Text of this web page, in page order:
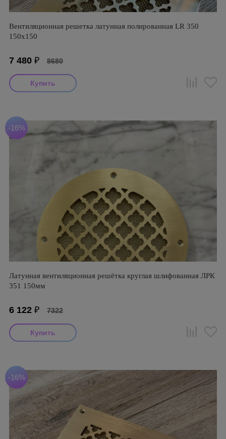
Вентиляционная решетка латунная полированная LR 350
150х150
7 480 ₽ 8680
-16%
Латунная вентиляционная решётка круглая шлифованная ЛРК
351 150мм
6 122 ₽ 7322
-16%